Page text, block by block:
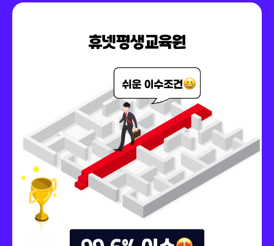
중급재무회계Ⅰ
150,000원
79,000원
중급재무회계Ⅱ